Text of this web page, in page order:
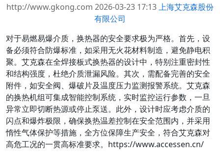
http://www.gkong.com 2026-03-23 17:13上海艾克森股份
有限公司
对于易燃易爆介质，换热器的安全要求极为严格。首先，设
备必须符合防爆标准，如采用无火花材料制造，避免静电积
聚。艾克森在全焊接板式换热器的设计中，特别注重密封性
和结构强度，杜绝介质泄漏风险。其次，需配备完善的安全
附件，如安全阀、爆破片及温度压力监测报警系统。艾克森
的换热机组可集成智能控制系统，实时监控运行参数，一旦
异常立即切断热源或停止泵送。此外，设计时应考虑介质的
闪点和爆炸极限，确保换热温差控制在安全范围内，并采用
惰性气体保护等措施，全方位保障生产安全，符合艾克森对
高危工况的一贯高标准要求。https://www.accessen.cn/